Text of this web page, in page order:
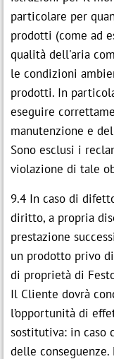
particolare per
prodotti (come ad
qualità dell'aria
le condizioni
prodotti. In
eseguire
manutenzione e
Sono esclusi i
violazione di tale
9.4 In caso di
diritto, a propria
prestazione
un prodotto privo
di proprietà di
Il Cliente dovrà
l’opportunità di
sostitutiva: in caso
delle